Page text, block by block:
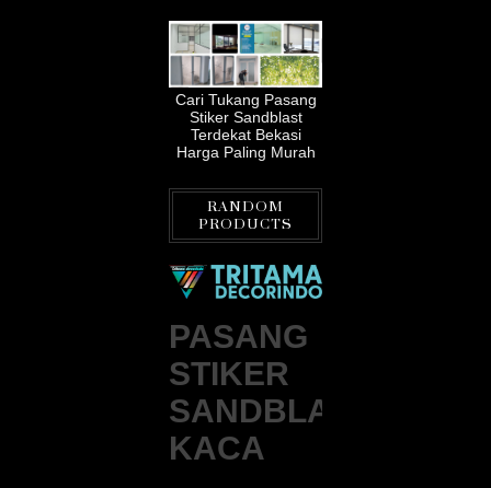
Cari Tukang Pasang
Stiker Sandblast
Terdekat Bekasi
Harga Paling Murah
RANDOM
PRODUCTS
PASANG
STIKER
SANDBLAST
KACA